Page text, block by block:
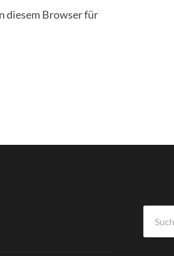
diesem Browser für
nach: